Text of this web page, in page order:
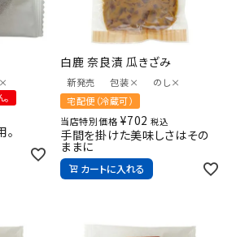
お知らせ
白鹿 奈良漬 瓜きざみ
新発売 包装×
のし×
宅配便（冷蔵可）
当店特別価格 ¥702 税込
手間を掛けた美味しさはその
ままに
カートに入れる